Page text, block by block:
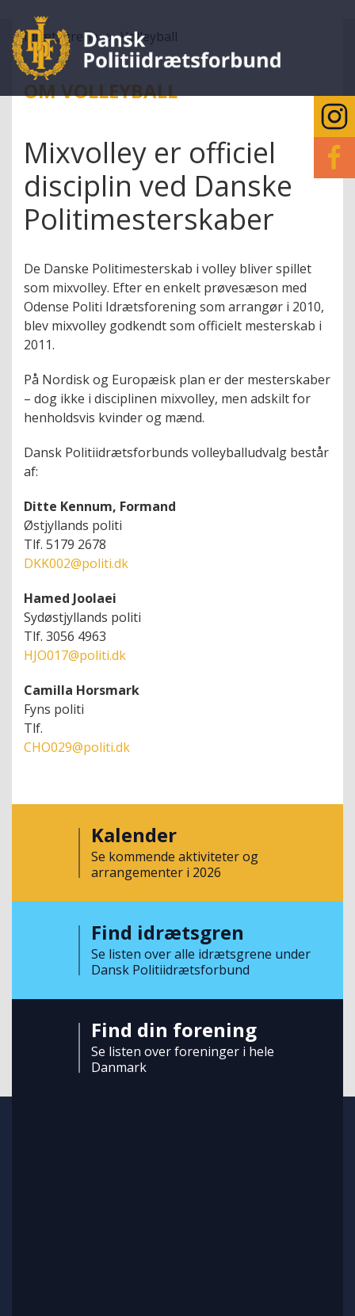
Idrætsgrene Volleyball
OM VOLLEYBALL
Mixvolley er officiel
disciplin ved Danske
Politimesterskaber
De Danske Politimesterskab i volley bliver spillet
som mixvolley. Efter en enkelt prøvesæson med
Odense Politi Idrætsforening som arrangør i 2010,
blev mixvolley godkendt som officielt mesterskab i
2011.
På Nordisk og Europæisk plan er der mesterskaber
– dog ikke i disciplinen mixvolley, men adskilt for
henholdsvis kvinder og mænd.
Dansk Politiidrætsforbunds volleyballudvalg består
af:
Ditte Kennum, Formand
Østjyllands politi
Tlf. 5179 2678
DKK002@politi.dk
Hamed Joolaei
Sydøstjyllands politi
Tlf. 3056 4963
HJO017@politi.dk
Camilla Horsmark
Fyns politi
Tlf.
CHO029@politi.dk
Kalender
Se kommende aktiviteter og
arrangementer i 2026
Find idrætsgren
Se listen over alle idrætsgrene under
Dansk Politiidrætsforbund
Find din forening
Se listen over foreninger i hele
Danmark